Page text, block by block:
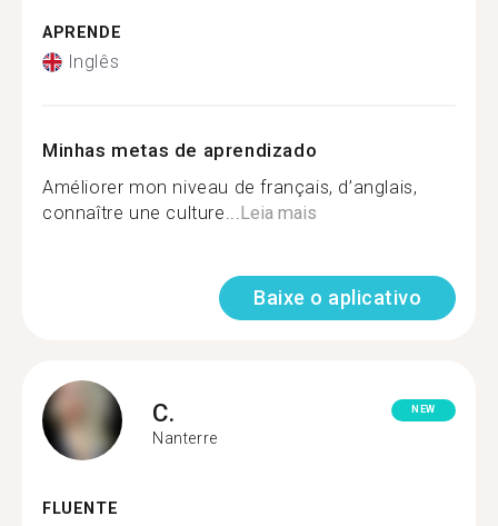
APRENDE
Inglês
Minhas metas de aprendizado
Améliorer mon niveau de français, d’anglais,
connaître une culture...Leia mais
Baixe o aplicativo
C.
Nanterre
NEW
FLUENTE